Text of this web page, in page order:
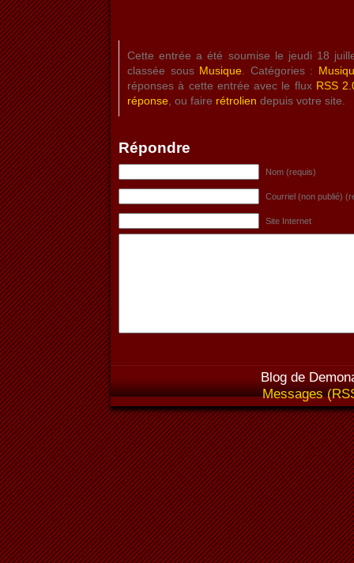
Cette entrée a été soumise le jeudi 18
classée sous Musique . Catégories :
réponses à cette entrée avec le flux RSS
réponse , ou faire rétrolien depuis votre site.
Répondre
Nom (requis)
Courriel (non publié)
Site Internet
Blog de
Messages